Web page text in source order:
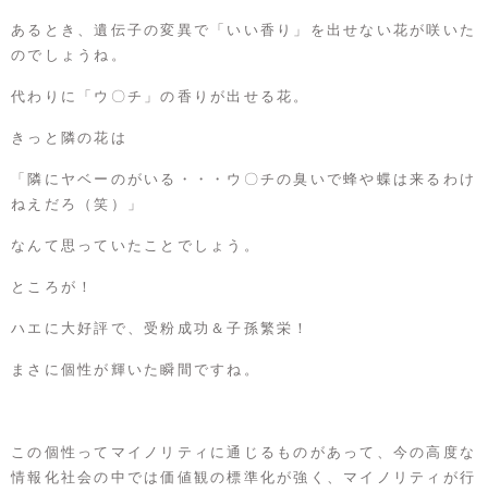
あるとき、遺伝子の変異で「いい香り」を出せない花が咲いた
のでしょうね。
代わりに「ウ〇チ」の香りが出せる花。
きっと隣の花は
「隣にヤベーのがいる・・・ウ〇チの臭いで蜂や蝶は来るわけ
ねえだろ（笑）」
なんて思っていたことでしょう。
ところが！
ハエに大好評で、受粉成功＆子孫繁栄！
まさに個性が輝いた瞬間ですね。
この個性ってマイノリティに通じるものがあって、今の高度な
情報化社会の中では価値観の標準化が強く、マイノリティが行